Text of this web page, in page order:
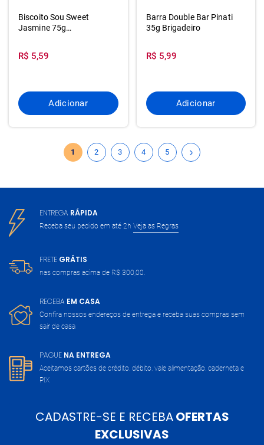
Biscoito Sou Sweet
Jasmine 75g
R$ 5,59
Adicionar
Barra Double Bar Pinati
35g Brigadeiro
R$ 5,99
Adicionar
1 2 3 4 5
ENTREGA RÁPIDA
Receba seu pedido em até 2h Veja as Regras
FRETE GRÁTIS
nas compras acima de R$ 300,00.
RECEBA EM CASA
Confira nossos endereços de entrega e receba suas compras sem
sair de casa
PAGUE NA ENTREGA
Aceitamos cartões de crédito, débito, vale alimentação, caderneta e
PIX
CADASTRE-SE E RECEBAOFERTAS
EXCLUSIVAS